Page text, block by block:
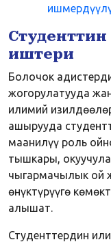
Студенттин
иштери
Болочок
жогорулатууда
илимий
ашырууда
маанилүү роль
тышкары,
чыгармачылык ой
өнүктүрүүгө
алышат.
Студенттердин